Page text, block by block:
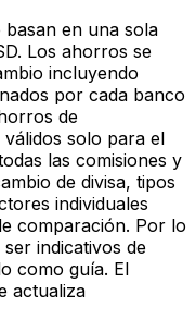
en una sola
Los ahorros se
incluyendo
por cada banco
de
solo para el
las comisiones y
de divisa, tipos
individuales
comparación. Por lo
indicativos de
como guía. El
actualiza